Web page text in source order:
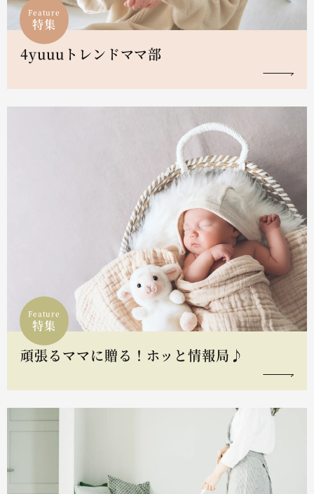
Feature
特集
4yuuuトレンドママ部
Feature
特集
頑張るママに贈る！ホッと情報局♪